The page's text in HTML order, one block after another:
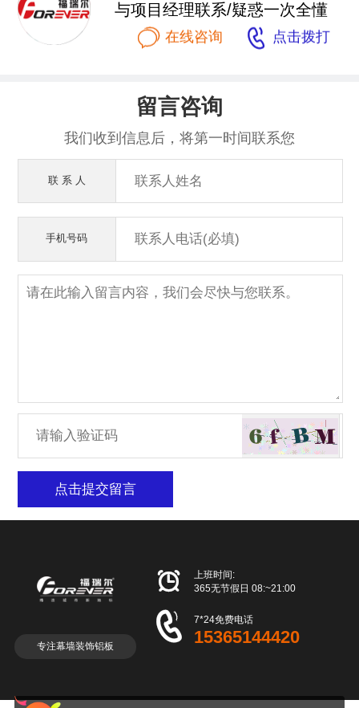
与项目经理联系/疑惑一次全懂
 在线咨询  点击拨打
留言咨询
我们收到信息后，将第一时间联系您
联 系 人
手机号码
点击提交留言
专注幕墙装饰铝板

上班时间:
365无节假日 08:~21:00
 7*24免费电话
15365144420